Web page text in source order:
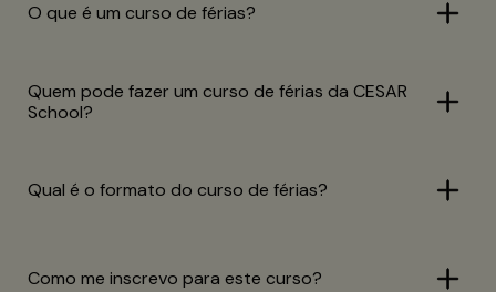
O que é um curso de férias?
Quem pode fazer um curso de férias da CESAR
School?
Qual é o formato do curso de férias?
Como me inscrevo para este curso?